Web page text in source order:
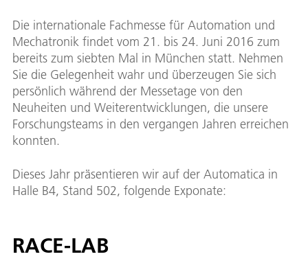
Die internationale Fachmesse für Automation und
Mechatronik findet vom 21. bis 24. Juni 2016 zum
bereits zum siebten Mal in München statt. Nehmen
Sie die Gelegenheit wahr und überzeugen Sie sich
persönlich während der Messetage von den
Neuheiten und Weiterentwicklungen, die unsere
Forschungsteams in den vergangen Jahren erreichen
konnten.
Dieses Jahr präsentieren wir auf der Automatica in
Halle B4, Stand 502, folgende Exponate:
RACE-LAB